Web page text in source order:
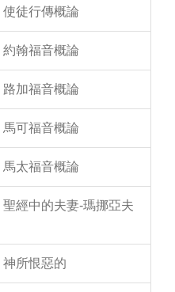
徒行傳概論
翰福音概論
加福音概論
可福音概論
太福音概論
經中的夫妻-瑪挪亞夫
所恨惡的